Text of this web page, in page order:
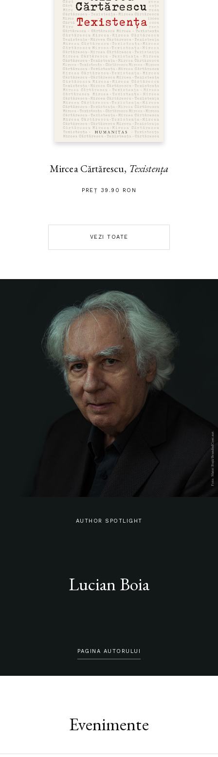
Mircea Cărtărescu, Texistența
PREȚ 39.90 RON
VEZI TOATE
AUTHOR SPOTLIGHT
Lucian Boia
PAGINA AUTORULUI
Evenimente